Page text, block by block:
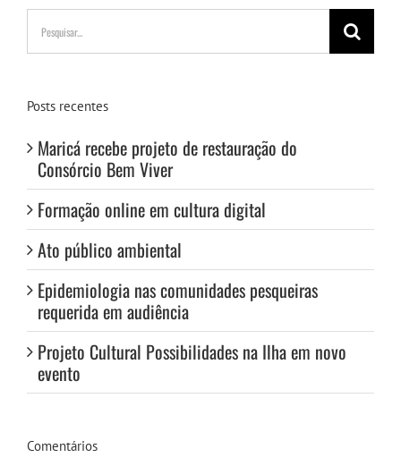
Buscar
resultados
para:
Posts recentes
Maricá recebe projeto de restauração do
Consórcio Bem Viver
Formação online em cultura digital
Ato público ambiental
Epidemiologia nas comunidades pesqueiras
requerida em audiência
Projeto Cultural Possibilidades na Ilha em novo
evento
Comentários